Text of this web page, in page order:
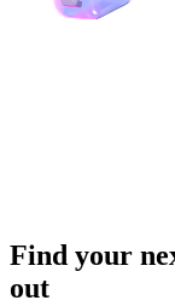
Find your
out